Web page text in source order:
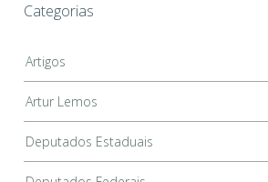
Categorias
Artigos
Artur Lemos
Deputados Estaduais